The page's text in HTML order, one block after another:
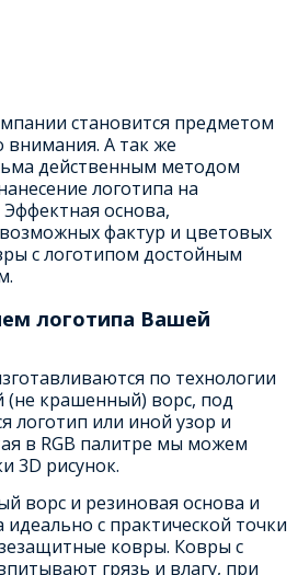
становится предметом
внимания. А так же
действенным методом
логотипа на
Эффектная основа,
фактур и цветовых
с логотипом достойным
логотипа Вашей
по технологии
крашенный) ворс, под
логотип или иной узор и
в RGB палитре мы можем
3D рисунок.
ворс и резиновая основа и
идеально с практической точки
ковры. Ковры с
грязь и влагу, при